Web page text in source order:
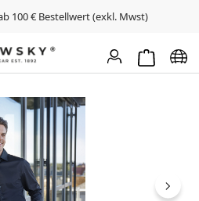
100 € Bestellwert (exkl. Mwst)